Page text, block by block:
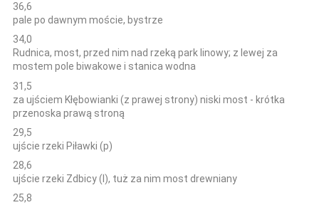
36,6
pale po dawnym moście, bystrze
34,0
Rudnica, most, przed nim nad rzeką park linowy; z lewej za
mostem pole biwakowe i stanica wodna
31,5
za ujściem Kłębowianki (z prawej strony) niski most - krótka
przenoska prawą stroną
29,5
ujście rzeki Piławki (p)
28,6
ujście rzeki Zdbicy (l), tuż za nim most drewniany
25,8